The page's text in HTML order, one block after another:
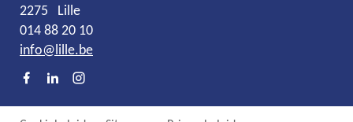
2275
Lille
014 88 20 10
mail
info@lille.be